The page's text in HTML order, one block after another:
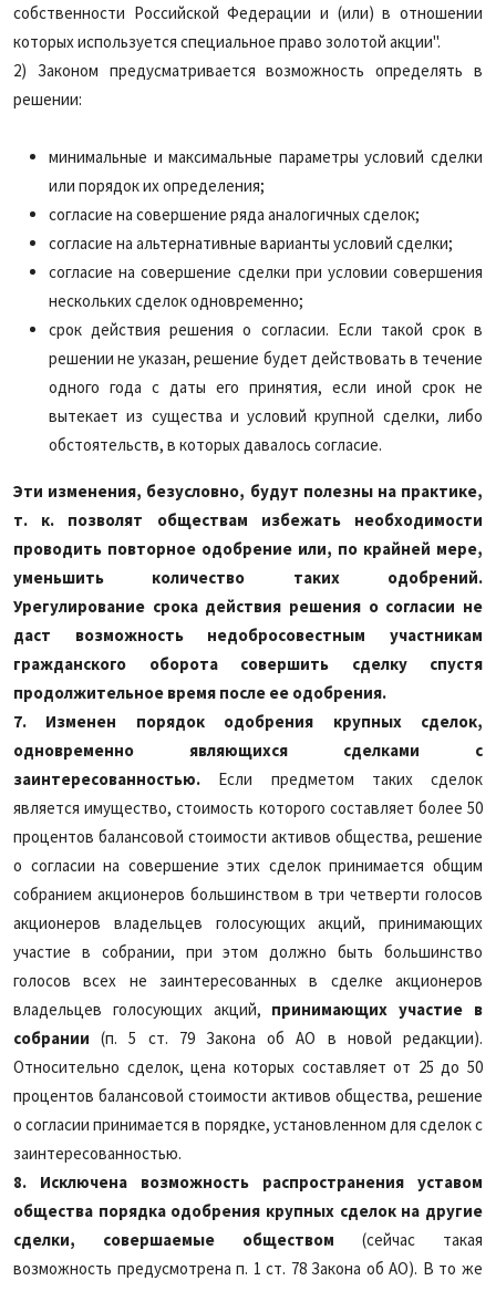
собственности Российской Федерации и (или) в отношении
которых используется специальное право золотой акции".
2) Законом предусматривается возможность определять в
решении:
минимальные и максимальные параметры условий сделки
или порядок их определения;
согласие на совершение ряда аналогичных сделок;
согласие на альтернативные варианты условий сделки;
согласие на совершение сделки при условии совершения
нескольких сделок одновременно;
срок действия решения о согласии. Если такой срок в
решении не указан, решение будет действовать в течение
одного года с даты его принятия, если иной срок не
вытекает из существа и условий крупной сделки, либо
обстоятельств, в которых давалось согласие.
Эти изменения, безусловно, будут полезны на практике,
т.
к. позволят обществам избежать необходимости
проводить повторное одобрение или, по крайней мере,
уменьшить количество таких одобрений.
Урегулирование срока действия решения о согласии не
даст возможность недобросовестным участникам
гражданского оборота совершить сделку спустя
продолжительное время после ее одобрения.
7.
Изменен порядок одобрения крупных сделок,
одновременно являющихся сделками с
заинтересованностью. Если предметом таких сделок
является имущество, стоимость которого составляет более 50
процентов балансовой стоимости активов общества, решение
о согласии на совершение этих сделок принимается общим
собранием акционеров большинством в три четверти голосов
акционеров владельцев голосующих акций, принимающих
участие в собрании, при этом должно быть большинство
голосов всех не заинтересованных в сделке акционеров
владельцев голосующих акций, принимающих участие в
собрании (п. 5 ст. 79 Закона об АО в новой редакции).
Относительно сделок, цена которых составляет от 25 до 50
процентов балансовой стоимости активов общества, решение
о согласии принимается в порядке, установленном для сделок с
заинтересованностью.
8.
Исключена возможность распространения уставом
общества порядка одобрения крупных сделок на другие
сделки, совершаемые обществом (сейчас такая
возможность предусмотрена п. 1 ст. 78 Закона об АО). В то же